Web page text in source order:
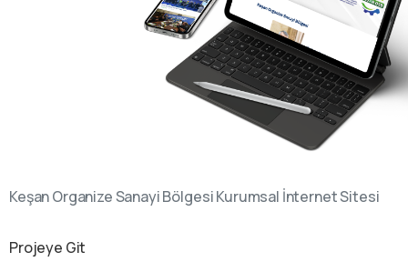
Keşan Organize Sanayi Bölgesi Kurumsal İnternet Sitesi
Projeye Git